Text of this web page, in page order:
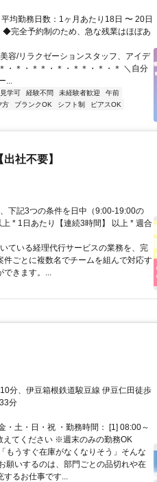
均勤務日数：1ヶ月あたり18日 〜 20日
完全予約制のため、急な残業はほぼあ
容/リラクゼーションスタッフ、アイデ
・＊・＊＊・＊・＊＊・＊・＊ ＼自分
...
学可 経験不問 未経験者歓迎
午前
方 ブランクOK シフト制
ピアスOK
社不要】
下記3つの条件を日中（9:00-19:00の
* 1日あたり【連続3時間】 以上 * 週合
ている経理代行サービスの業務を、完
ごとに複数名でチームを組んで対応す
できます。...
分、伊豆箱根鉄道駿豆線 伊豆仁田徒歩
分
・土・日・祝 ・勤務時間： [1] 08:00～
てください ※週末のみの勤務OK
もうすぐ在庫がなくなりそう」そんな
願いするのは、部門ごとの品切れや在
するお仕事です...